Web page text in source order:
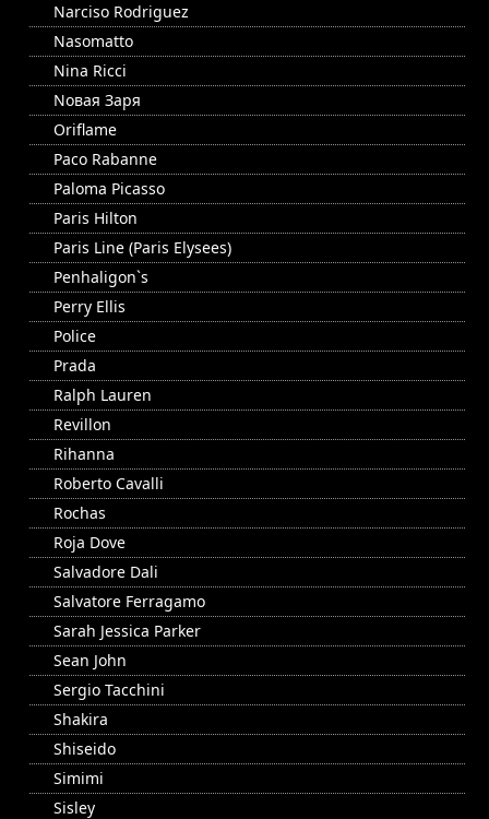
Narciso Rodriguez
Nasomatto
Nina Ricci
Nовая Заря
Oriflame
Paco Rabanne
Paloma Picasso
Paris Hilton
Paris Line (Paris Elysees)
Penhaligon`s
Perry Ellis
Police
Prada
Ralph Lauren
Revillon
Rihanna
Roberto Cavalli
Rochas
Roja Dove
Salvadore Dali
Salvatore Ferragamo
Sarah Jessica Parker
Sean John
Sergio Tacchini
Shakira
Shiseido
Simimi
Sisley